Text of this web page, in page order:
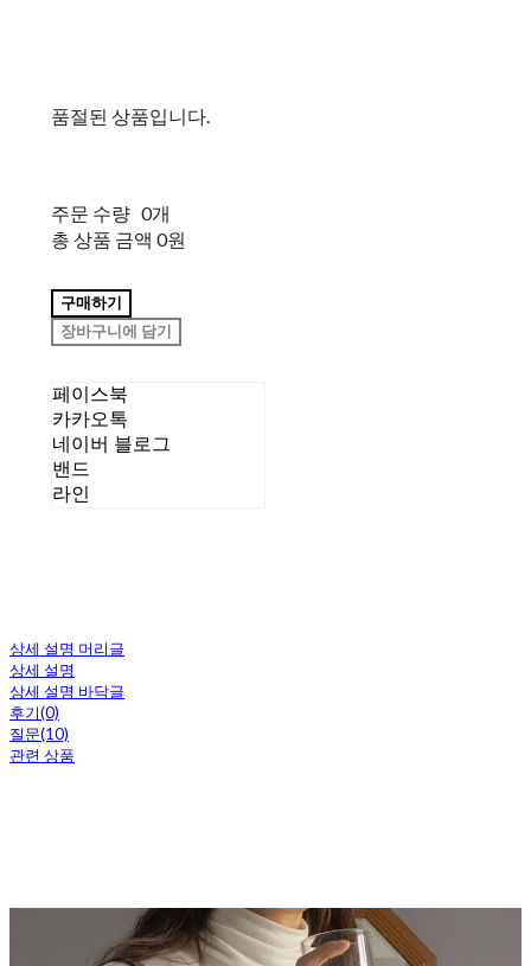
품절된 상품입니다.
주문 수량 0개
총 상품 금액 0원
구매하기
장바구니에 담기
페이스북
카카오톡
네이버 블로그
밴드
라인
상세 설명 머리글
상세 설명
상세 설명 바닥글
후기(0)
질문(10)
관련 상품